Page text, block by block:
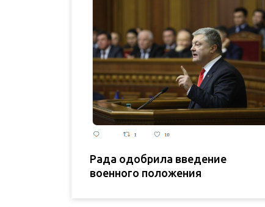
Рада одобрила введение
военного положения